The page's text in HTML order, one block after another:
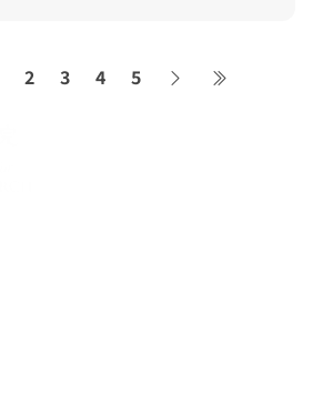
2 3 4 5 下一頁最後一頁